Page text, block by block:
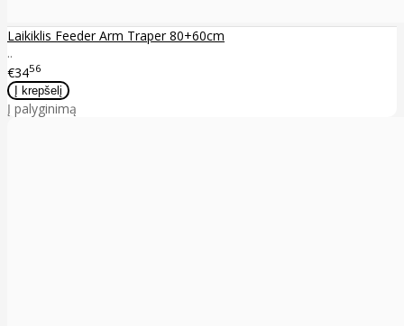
Laikiklis Feeder Arm Traper 80+60cm
..
€3456
Į palyginimą